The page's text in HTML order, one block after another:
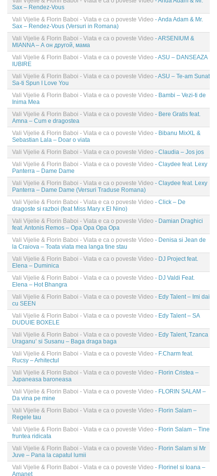
Sax – Rendez-Vous
Vali Vijelie & Florin Baboi - Viata e ca o poveste Video - Anda Adam & Mr.
Sax – Rendez-Vous (Versuri in Romana)
Vali Vijelie & Florin Baboi - Viata e ca o poveste Video - ARSENIUM &
MIANNA – А он другой, мама
Vali Vijelie & Florin Baboi - Viata e ca o poveste Video - ASU – DANSEAZA
IUBIRE
Vali Vijelie & Florin Baboi - Viata e ca o poveste Video - ASU – Te-am Sunat
Sa-ti Spun I Love You
Vali Vijelie & Florin Baboi - Viata e ca o poveste Video - Bambi – Vezi-ti de
Inima Mea
Vali Vijelie & Florin Baboi - Viata e ca o poveste Video - Bere Gratis feat.
Amna – Cum e dragostea
Vali Vijelie & Florin Baboi - Viata e ca o poveste Video - Bibanu MixXL &
Sebastian Lala – Doar o viata
Vali Vijelie & Florin Baboi - Viata e ca o poveste Video - Claudia – Jos jos
Vali Vijelie & Florin Baboi - Viata e ca o poveste Video - Claydee feat. Lexy
Panterra – Dame Dame
Vali Vijelie & Florin Baboi - Viata e ca o poveste Video - Claydee feat. Lexy
Panterra – Dame Dame (Versuri Traduse Romana)
Vali Vijelie & Florin Baboi - Viata e ca o poveste Video - Click – De
dragoste si razboi (feat Miss Mary x El Nino)
Vali Vijelie & Florin Baboi - Viata e ca o poveste Video - Damian Draghici
feat. Antonis Remos – Opa Opa Opa Opa
Vali Vijelie & Florin Baboi - Viata e ca o poveste Video - Denisa si Jean de
la Craiova – Toata viata mea langa tine stau
Vali Vijelie & Florin Baboi - Viata e ca o poveste Video - DJ Project feat.
Elena – Duminica
Vali Vijelie & Florin Baboi - Viata e ca o poveste Video - DJ Valdi Feat.
Elena – Hot Bhangra
Vali Vijelie & Florin Baboi - Viata e ca o poveste Video - Edy Talent – Imi dai
cu SEEN
Vali Vijelie & Florin Baboi - Viata e ca o poveste Video - Edy Talent – SA
DUDUIE BOXELE
Vali Vijelie & Florin Baboi - Viata e ca o poveste Video - Edy Talent, Tzanca
Uraganu’ si Susanu – Baga draga baga
Vali Vijelie & Florin Baboi - Viata e ca o poveste Video - F.Charm feat.
Rucsy – Arhitectul
Vali Vijelie & Florin Baboi - Viata e ca o poveste Video - Florin Cristea –
Jupaneasa baroneasa
Vali Vijelie & Florin Baboi - Viata e ca o poveste Video - FLORIN SALAM –
Da vina pe mine
Vali Vijelie & Florin Baboi - Viata e ca o poveste Video - Florin Salam –
Regele tau
Vali Vijelie & Florin Baboi - Viata e ca o poveste Video - Florin Salam – Tine
fruntea ridicata
Vali Vijelie & Florin Baboi - Viata e ca o poveste Video - Florin Salam si Mr
Juve – Pana la capatul lumii
Vali Vijelie & Florin Baboi - Viata e ca o poveste Video - Florinel si Ioana –
Amanet